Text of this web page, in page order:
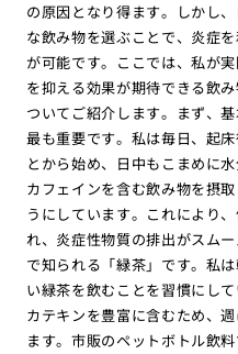
の原因となり得ます。しかし
な飲み物を選ぶことで、炎症
が可能です。ここでは、私が
を抑える効果が期待できる飲
ついてご紹介します。まず、
最も重要です。私は毎日、起
とから始め、日中もこまめに
カフェインを含む飲み物を摂
うにしています。これにより
れ、炎症性物質の排出がスム
で知られる「緑茶」です。私
い緑茶を飲むことを習慣にし
カテキンを豊富に含むため、
ます。市販のペットボトル飲